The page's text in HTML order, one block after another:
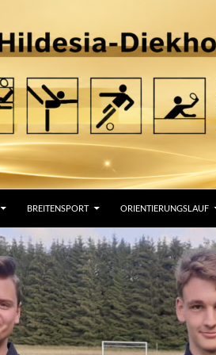
BREITENSPORT ORIENTIERUNGSLAUF